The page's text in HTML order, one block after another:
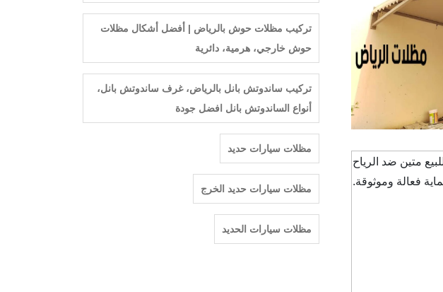
تركيب مظلات حوش بالرياض | أفضل أشكال مظلات
حوش خارجي، هرمية، دائرية
تركيب ساندوتش بانل بالرياض، غرف ساندوتش بانل،
أنواع الساندوتش بانل افضل جودة
مظلات سيارات حديد
مظلات سيارات حديد الخرج
مظلات سيارات الحديد